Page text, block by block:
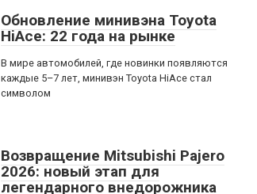
Обновление минивэна Toyota
HiAce: 22 года на рынке
В мире автомобилей, где новинки появляются
каждые 5–7 лет, минивэн Toyota HiAce стал
символом
Возвращение Mitsubishi Pajero
2026: новый этап для
легендарного внедорожника